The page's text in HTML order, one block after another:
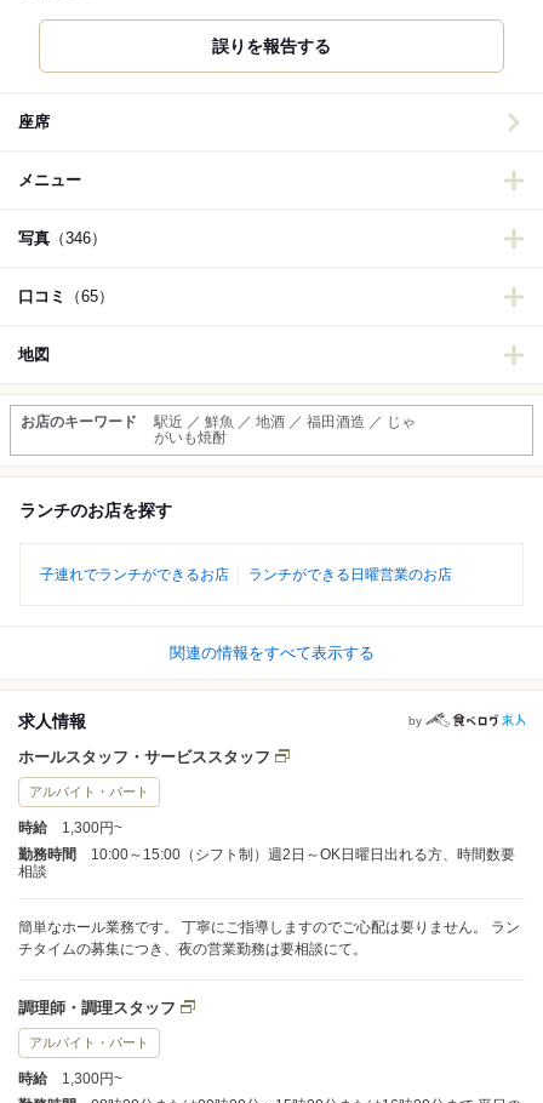
誤りを報告する
座席
メニュー
写真 （346）
口コミ （65）
地図
お店のキーワード
駅近 ／ 鮮魚 ／ 地酒 ／ 福田酒造 ／ じゃ
がいも焼酎
ランチのお店を探す
子連れでランチができるお店 ランチができる日曜営業のお店
関連の情報をすべて表示する
求人情報 by
ホールスタッフ・サービススタッフ
アルバイト・パート
時給
1,300円~
勤務時間
10:00～15:00（シフト制）週2日～OK日曜日出れる方、時間数要
相談
簡単なホール業務です。 丁寧にご指導しますのでご心配は要りません。 ラン
チタイムの募集につき、夜の営業勤務は要相談にて。
調理師・調理スタッフ
アルバイト・パート
時給
1,300円~